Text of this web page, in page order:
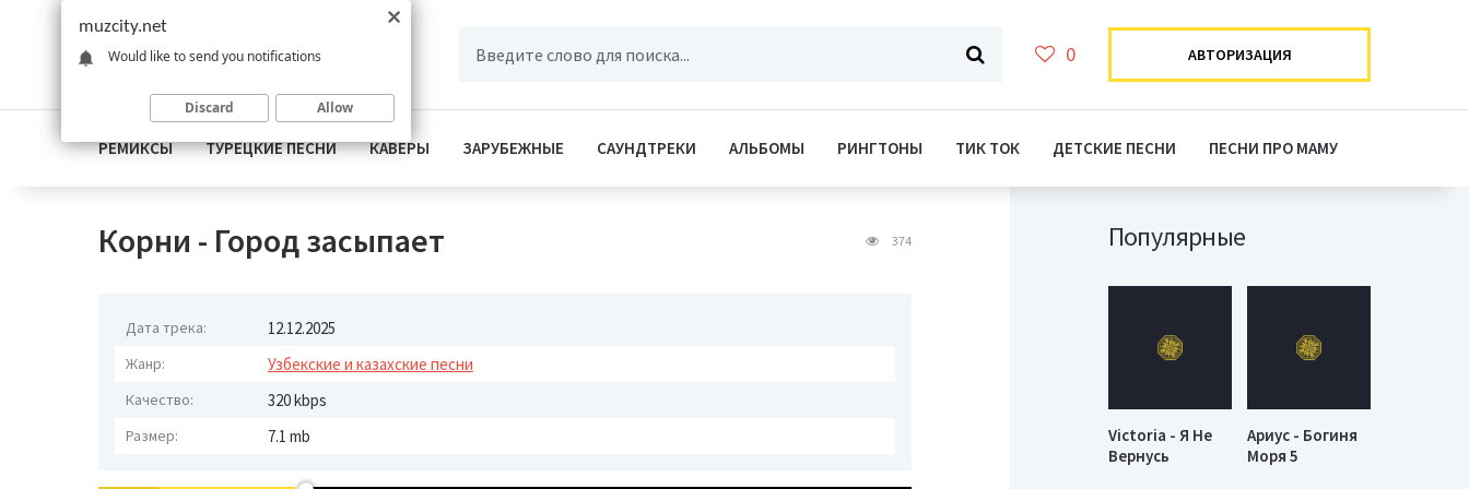
0 АВТОРИЗАЦИЯ
РЕМИКСЫ ТУРЕЦКИЕ ПЕСНИ КАВЕРЫ ЗАРУБЕЖНЫЕ САУНДТРЕКИ АЛЬБОМЫ РИНГТОНЫ ТИК ТОК ДЕТСКИЕ ПЕСНИ ПЕСНИ ПРО МАМУ
Корни - Город засыпает 374
Дата трека: 12.12.2025
Жанр: Узбекские и казахские песни
Качество: 320 kbps
Размер: 7.1 mb
Популярные
Victoria - Я Не
Вернусь
Ариус - Богиня
Моря 5
muzcity.net
Would like to send you notifications
Discard Allow